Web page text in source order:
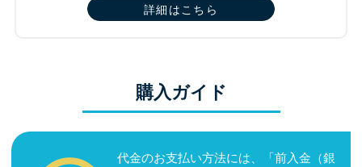
詳細はこちら
購入ガイド
代金のお支払い方法には、「前入金（銀